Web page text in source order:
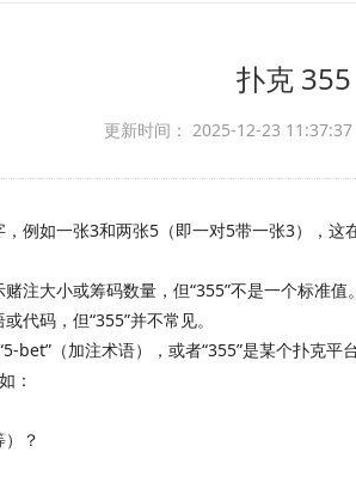
扑克 355
更新时间： 2025-12-23 11:37:37
，例如一张3和两张5（即一对5带一张3），
注大小或筹码数量，但“355”不是一个标准值。
代码，但“355”并不常见。
bet”（加注术语），或者“355”是某个扑克平
：
？